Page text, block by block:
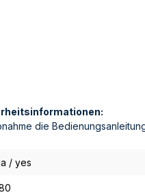
die
/ yes